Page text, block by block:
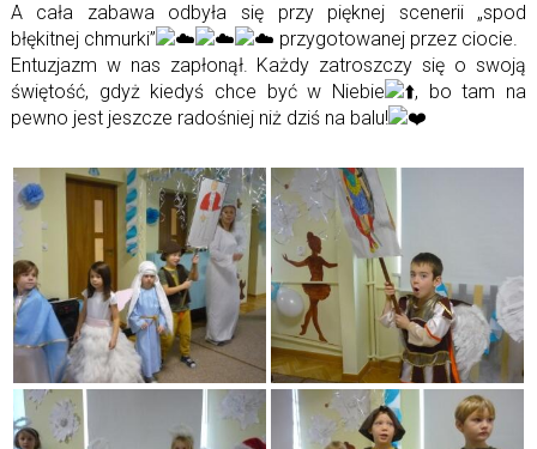
A cała zabawa odbyła się przy pięknej scenerii „spod
błękitnej chmurki”
przygotowanej przez ciocie.
Entuzjazm w nas zapłonął. Każdy zatroszczy się o swoją
świętość, gdyż kiedyś chce być w Niebie
, bo tam na
pewno jest jeszcze radośniej niż dziś na balu!